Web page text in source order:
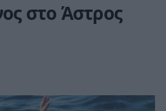
στο Άστρος